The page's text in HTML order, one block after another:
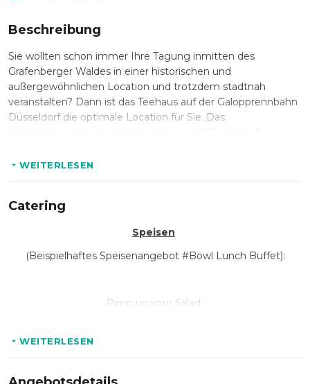
Beschreibung
Sie wollten schon immer Ihre Tagung inmitten des
Grafenberger Waldes in einer historischen und
außergewöhnlichen Location und trotzdem stadtnah
veranstalten? Dann ist das Teehaus auf der Galopprennbahn
Düsseldorf die optimale Location für Sie. Das
Location für Tagungen, Kongresse und
traumhaftem Blick auf die Rennbahn ein.
WEITERLESEN
Catering
Speisen
(Beispielhaftes Speisenangebot #Bowl Lunch Buffet):
Pimp up your Salad
Rohkost I Käse I eingelegtes Gemüse getrocknete
Tomaten I Oliven I Kräuter I usw.)
WEITERLESEN